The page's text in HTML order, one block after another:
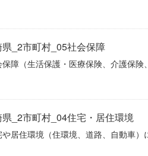
_2市町村_05社会保障
障（生活保護・医療保険、介護保
_2市町村_04住宅・居住環境
居住環境（住環境、道路、自動車